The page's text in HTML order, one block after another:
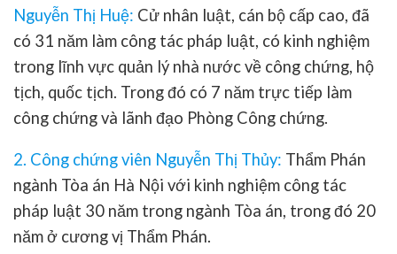
Nguyễn Thị Huệ: Cử nhân luật, cán bộ cấp cao, đã
có 31 năm làm công tác pháp luật, có kinh nghiệm
trong lĩnh vực quản lý nhà nước về công chứng, hộ
tịch, quốc tịch. Trong đó có 7 năm trực tiếp làm
công chứng và lãnh đạo Phòng Công chứng.
2. Công chứng viên Nguyễn Thị Thủy: Thẩm Phán
ngành Tòa án Hà Nội với kinh nghiệm công tác
pháp luật 30 năm trong ngành Tòa án, trong đó 20
năm ở cương vị Thẩm Phán.